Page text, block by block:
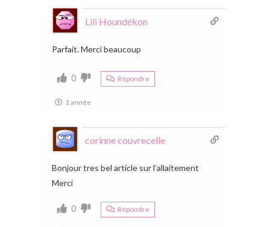
Lili Houndékon
Parfait. Merci beaucoup
0 Répondre
1 année
corinne couvrecelle
Bonjour tres bel article sur l’allaitement
Merci
0 Répondre